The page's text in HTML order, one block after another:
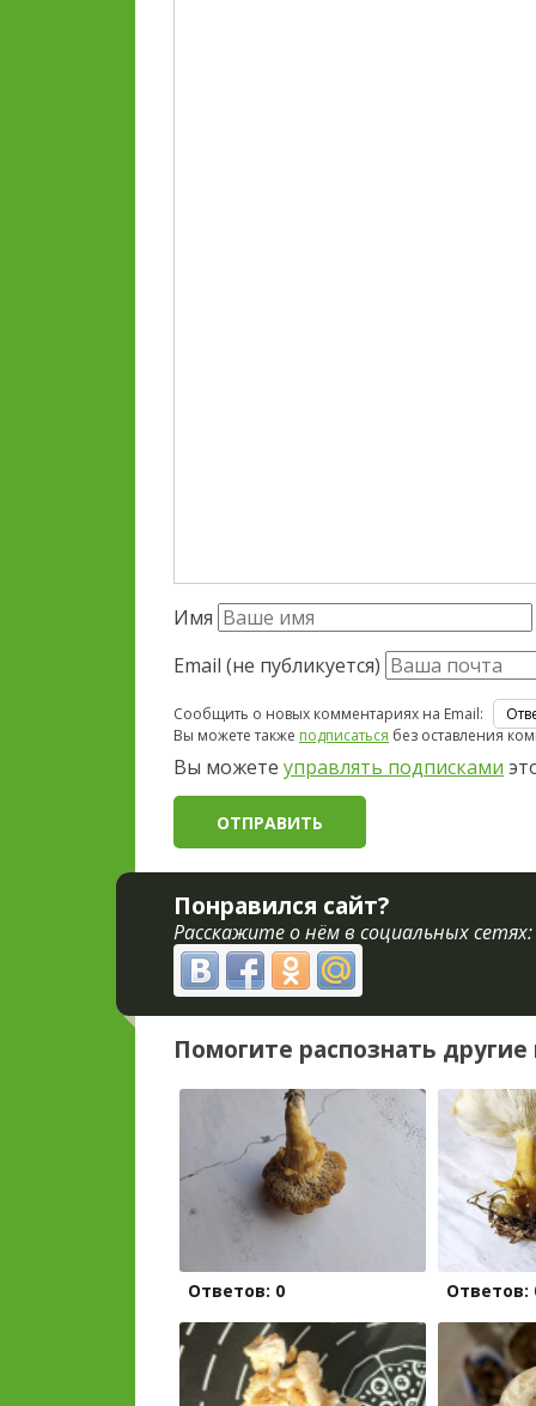
Имя
Email (не публикуется)
Сообщить о новых комментариях на Email:
Вы можете также подписаться без оставления
Вы можете управлять подписками
Понравился сайт?
Расскажите о нём в социальных сетях:
Помогите распознать другие
Ответов: 0 Ответов: